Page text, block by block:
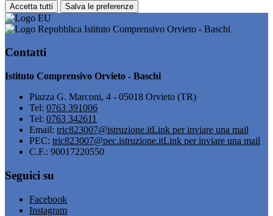
Accetta tutti Salva le preferenze
Istituto Comprensivo Orvieto - Baschi
Contatti
Istituto Comprensivo Orvieto - Baschi
Piazza G. Marconi, 4 - 05018 Orvieto (TR)
Tel: 0763 391006
Tel: 0763 342611
Email: tric823007@istruzione.itLink per inviare una mail
PEC: tric823007@pec.istruzione.itLink per inviare una mail
C.F.: 90017220550
Seguici su
Facebook
Instagram